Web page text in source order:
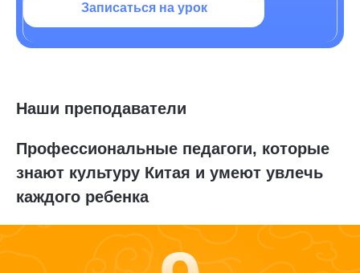
Записаться на урок
Наши преподаватели
Профессиональные педагоги, которые
знают культуру Китая и умеют увлечь
каждого ребенка